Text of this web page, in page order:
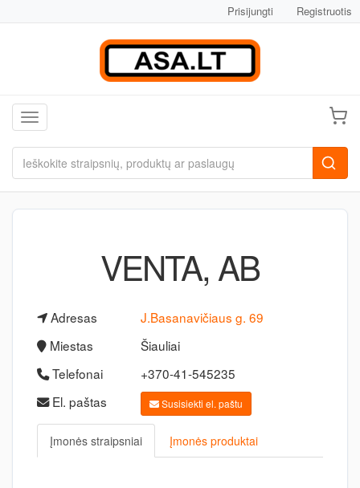
Prisijungti Registruotis
Toggle navigation
VENTA, AB
Adresas
J.Basanavičiaus g. 69
Miestas
Šiauliai
Telefonai
+370-41-545235
El. paštas
Susisiekti el. paštu
Įmonės straipsniai Įmonės produktai